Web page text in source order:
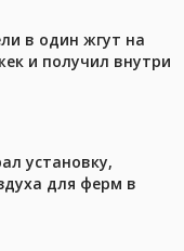
в один жгут на
и получил внутри
установку,
для ферм в